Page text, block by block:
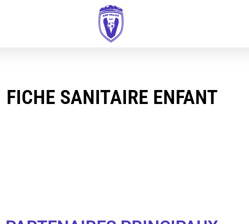
FICHE SANITAIRE ENFANT